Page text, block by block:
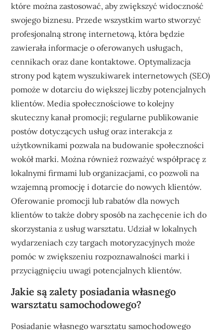
które można zastosować, aby zwiększyć widoczność
swojego biznesu. Przede wszystkim warto stworzyć
profesjonalną stronę internetową, która będzie
zawierała informacje o oferowanych usługach,
cennikach oraz dane kontaktowe. Optymalizacja
strony pod kątem wyszukiwarek internetowych (SEO)
pomoże w dotarciu do większej liczby potencjalnych
klientów. Media społecznościowe to kolejny
skuteczny kanał promocji; regularne publikowanie
postów dotyczących usług oraz interakcja z
użytkownikami pozwala na budowanie społeczności
wokół marki. Można również rozważyć współpracę z
lokalnymi firmami lub organizacjami, co pozwoli na
wzajemną promocję i dotarcie do nowych klientów.
Oferowanie promocji lub rabatów dla nowych
klientów to także dobry sposób na zachęcenie ich do
skorzystania z usług warsztatu. Udział w lokalnych
wydarzeniach czy targach motoryzacyjnych może
pomóc w zwiększeniu rozpoznawalności marki i
przyciągnięciu uwagi potencjalnych klientów.
Jakie są zalety posiadania własnego
warsztatu samochodowego?
Posiadanie własnego warsztatu samochodowego